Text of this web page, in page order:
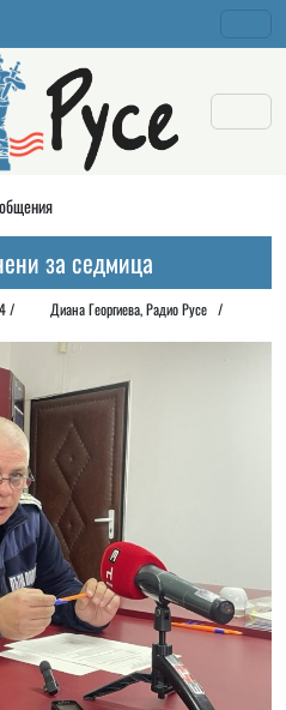
за седмица
/
Диана Георгиeва, Радио Русе /